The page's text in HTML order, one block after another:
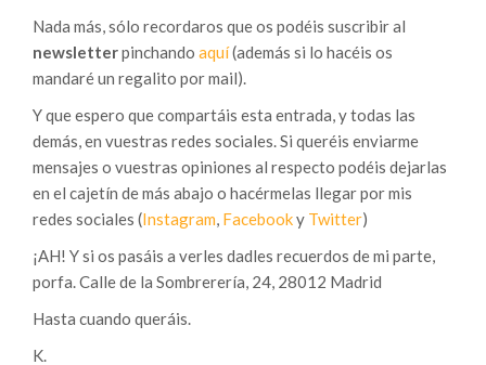
Nada más, sólo recordaros que os podéis suscribir al
newsletterpinchando aquí(además si lo hacéis os
mandaré un regalito por mail).
Y que espero que compartáis esta entrada, y todas las
demás, en vuestras redes sociales. Si queréis enviarme
mensajes o vuestras opiniones al respecto podéis dejarlas
en el cajetín de más abajo o hacérmelas llegar por mis
redes sociales (Instagram, Facebooky Twitter)
¡AH! Y si os pasáis a verles dadles recuerdos de mi parte,
porfa. Calle de la Sombrerería, 24, 28012 Madrid
Hasta cuando queráis.
K.